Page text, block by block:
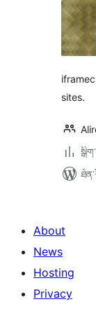
sites.
About
News
Hosting
Privacy